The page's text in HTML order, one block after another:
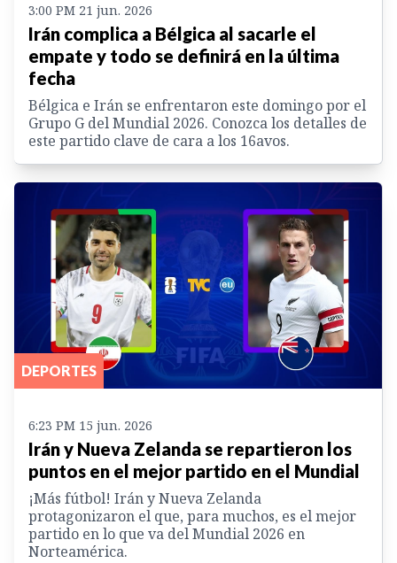
3:00 PM 21 jun. 2026
Irán complica a Bélgica al sacarle el
empate y todo se definirá en la última
fecha
Bélgica e Irán se enfrentaron este domingo por el
Grupo G del Mundial 2026. Conozca los detalles de
este partido clave de cara a los 16avos.
DEPORTES
6:23 PM 15 jun. 2026
Irán y Nueva Zelanda se repartieron los
puntos en el mejor partido en el Mundial
¡Más fútbol! Irán y Nueva Zelanda
protagonizaron el que, para muchos, es el mejor
partido en lo que va del Mundial 2026 en
Norteamérica.